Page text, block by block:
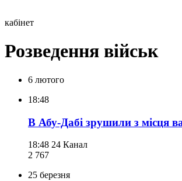
кабінет
Розведення військ
6 лютого
18:48
В Абу-Дабі зрушили з місця
18:48 24 Канал
2 767
25 березня